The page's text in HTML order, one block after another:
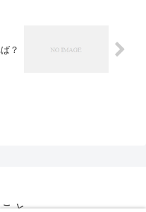
？
と